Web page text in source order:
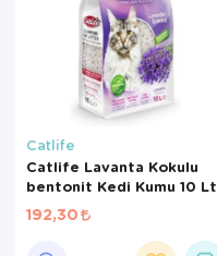
Catlife
Catlife Lavanta Kokulu
bentonit Kedi Kumu 10 Lt
192,30